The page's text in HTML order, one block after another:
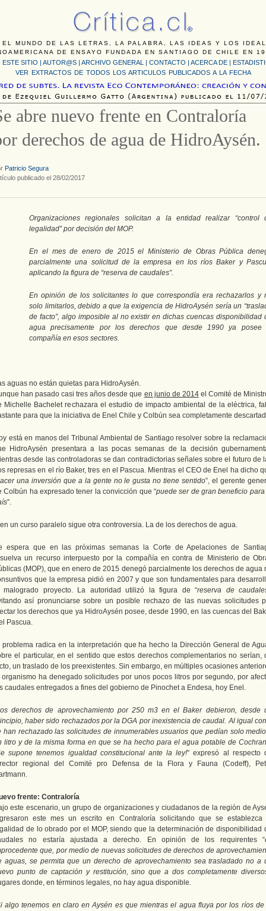
EL MUNDO DE LAS LETRAS, LA PALABRA, LAS IDEAS Y LOS
DE ENSAYO FUNDADA EN SANTIAGO DE CHILE EN
ESTE SITIO | AUTOR@S | ARCHIVO GENERAL | CONTACTO | ACERCA DE |
VER EXTRACTOS DE TODOS LOS ARTICULOS PUBLICADOS A LA FECHA
abre nuevo frente en Contraloría
derechos de agua de HidroAysén.
Patricio Segura
publicado el 28/02/2017
Organizaciones regionales solicitan a la entidad realizar “control
legalidad” por decisión del MOP.
En el mes de enero de 2015 el Ministerio de Obras Pública
parcialmente una solicitud de la empresa en los ríos Baker y
aplicando la figura de “reserva de caudales”.
En opinión de los solicitantes lo que correspondía era rechazarlos y
solo limitarlos, debido a que la exigencia de HidroAysén sería un
de facto”, algo imposible al no existir en dichas cuencas disponibilidad
agua precisamente por los derechos que desde 1990 ya posee
compañía en esos sectores.
aguas no están quietas para HidroAysén.
han pasado casi tres años desde que en junio de 2014el Comité de
Michelle Bachelet rechazara el estudio de impacto ambiental de la eléctrica,
para que la iniciativa de Enel Chile y Colbún sea completamente
está en manos del Tribunal Ambiental de Santiago resolver sobre la
HidroAysén presentara a las pocas semanas de la decisión
desde las controladoras se dan contradictorias señales sobre el futuro de
represas en el río Baker, tres en el Pascua. Mientras el CEO de Enel ha dicho
una inversión que a la gente no le gusta no tiene sentido”, el gerente
Colbún ha expresado tener la convicción que “puede ser de gran beneficio para
”.
un curso paralelo sigue otra controversia. La de los derechos de agua.
espera que en las próximas semanas la Corte de Apelaciones de
un recurso interpuesto por la compañía en contra de Ministerio de
(MOP), que en enero de 2015 denegó parcialmente los derechos de agua
que la empresa pidió en 2007 y que son fundamentales para
malogrado proyecto. La autoridad utilizó la figura de “reserva de
así pronunciarse sobre un posible rechazo de las nuevas solicitudes
los derechos que ya HidroAysén posee, desde 1990, en las cuencas del
Pascua.
problema radica en la interpretación que ha hecho la Dirección General de
el particular, en el sentido que estos derechos complementarios no serían,
un traslado de los preexistentes. Sin embargo, en múltiples ocasiones
organismo ha denegado solicitudes por unos pocos litros por segundo, por
caudales entregados a fines del gobierno de Pinochet a Endesa, hoy Enel.
derechos de aprovechamiento por 250 m3 en el Baker debieron, desde
haber sido rechazados por la DGA por inexistencia de caudal. Al igual
han rechazado las solicitudes de innumerables usuarios que pedían solo
litro y de la misma forma en que se ha hecho para el agua potable de
supone tenemos igualdad constitucional ante la ley!” expresó al respecto
regional del Comité pro Defensa de la Flora y Fauna (Codeff),
frente: Contraloría
este escenario, un grupo de organizaciones y ciudadanos de la región de
este mes un escrito en Contraloría solicitando que se establezca
de lo obrado por el MOP, siendo que la determinación de disponibilidad
no estaría ajustada a derecho. En opinión de los requirentes “
que, por medio de nuevas solicitudes de derechos de
aguas, se permita que un derecho de aprovechamiento sea trasladado no a
punto de captación y restitución, sino que a dos completamente
donde, en términos legales, no hay agua disponible.
algo tenemos en claro en Aysén es que mientras el agua fluya por los ríos de